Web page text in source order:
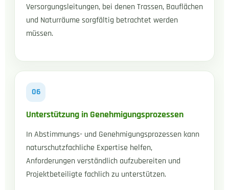
Versorgungsleitungen, bei denen Trassen, Bauflächen
und Naturräume sorgfältig betrachtet werden
müssen.
06
Unterstützung in Genehmigungsprozessen
In Abstimmungs- und Genehmigungsprozessen kann
naturschutzfachliche Expertise helfen,
Anforderungen verständlich aufzubereiten und
Projektbeteiligte fachlich zu unterstützen.